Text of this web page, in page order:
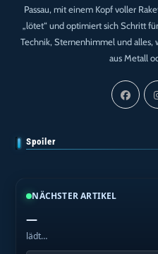
Passau, mit einem Kopf voller
„lötet“ und optimiert sich Schritt
Technik, Sternenhimmel und alles,
aus Metall
Spoiler
NÄCHSTER ARTIKEL
—
lädt…